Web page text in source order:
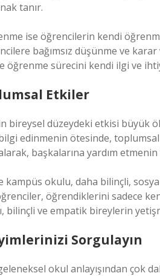
tanır.
ise öğrencilerin kendi
bağımsız düşünme ve
öğrenme sürecini kendi ilgi ve
Etkiler
bireysel düzeydeki etkisi büyük
edinmenin ötesinde,
başkalarına yardım
kampüs okulu, daha bilinçli,
öğrendiklerini sadece
bilinçli ve empatik bireylerin
Sorgulayın
okul anlayışından çok